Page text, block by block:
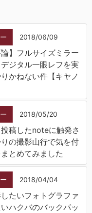
2018/06/09
論】フルサイズミラー
ジタル一眼レフを実
かねない件【キヤノ
2018/05/20
稿したnoteに触発さ
の撮影山行で気を付
とめてみました
2018/04/04
たいフォトグラファ
ハクバのバックパッ